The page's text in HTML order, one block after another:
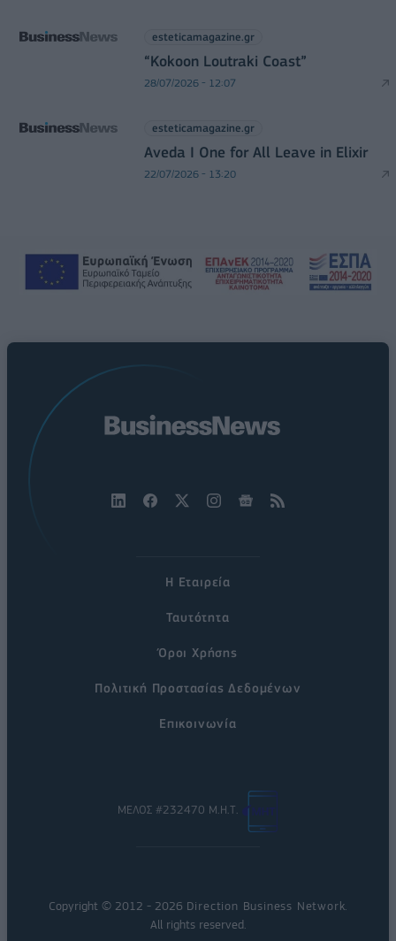
esteticamagazine.gr
“Kokoon Loutraki Coast”
28/07/2026 - 12:07
esteticamagazine.gr
Aveda I One for All Leave in Elixir
22/07/2026 - 13:20
Η Εταιρεία
Ταυτότητα
Όροι Χρήσης
Πολιτική Προστασίας Δεδομένων
Επικοινωνία
ΜΕΛΟΣ #232470 Μ.Η.Τ.
Copyright © 2012 - 2026 Direction Business Network
All rights reserved.